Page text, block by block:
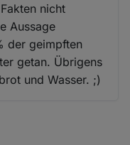
nicht
Aussage
der geimpften
getan. Übrigens
und Wasser. ;)